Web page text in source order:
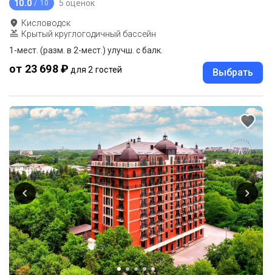
10.0 / 10 5 оценок
Кисловодск
Крытый круглогодичный бассейн
1-мест. (разм. в 2-мест.) улучш. с балк.
от 23 698 ₽ для 2 гостей Выбрать